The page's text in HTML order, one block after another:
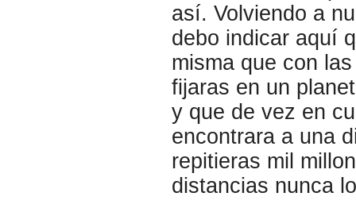
así. Volviendo a
debo indicar aquí
misma que con
fijaras en un
y que de vez en
encontrara a una
repitieras mil
distancias nunca